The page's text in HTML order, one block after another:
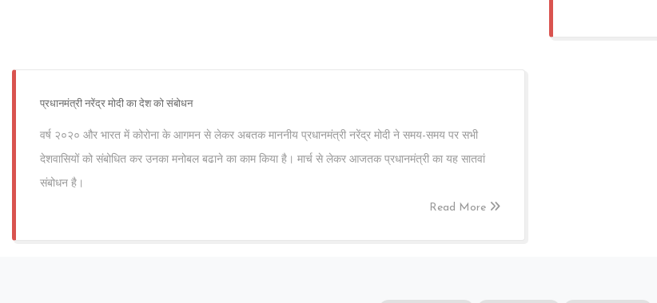
प्रधानमंत्री नरेंद्र मोदी का देश को संबोधन
वर्ष २०२० और भारत में कोरोना के आगमन से लेकर अबतक माननीय प्रधानमंत्री नरेंद्र मोदी ने समय-समय पर सभी
देशवासियों को संबोधित कर उनका मनोबल बढाने का काम किया है। मार्च से लेकर आजतक प्रधानमंत्री का यह सातवां
संबोधन है।
Read More